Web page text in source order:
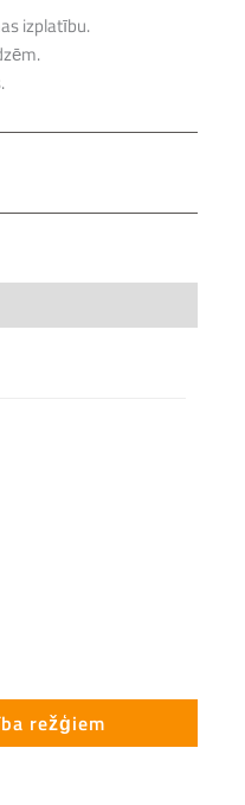
izplatību.
režģiem